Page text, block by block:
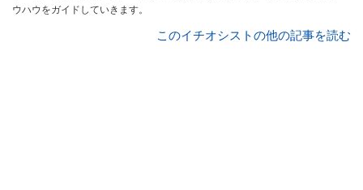
ウハウをガイドしていきます。
このイチオシストの他の記事を読む